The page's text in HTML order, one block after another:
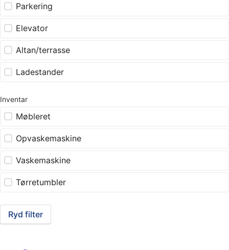
Parkering
Elevator
Altan/terrasse
Ladestander
Inventar
Møbleret
Opvaskemaskine
Vaskemaskine
Tørretumbler
Ryd filter